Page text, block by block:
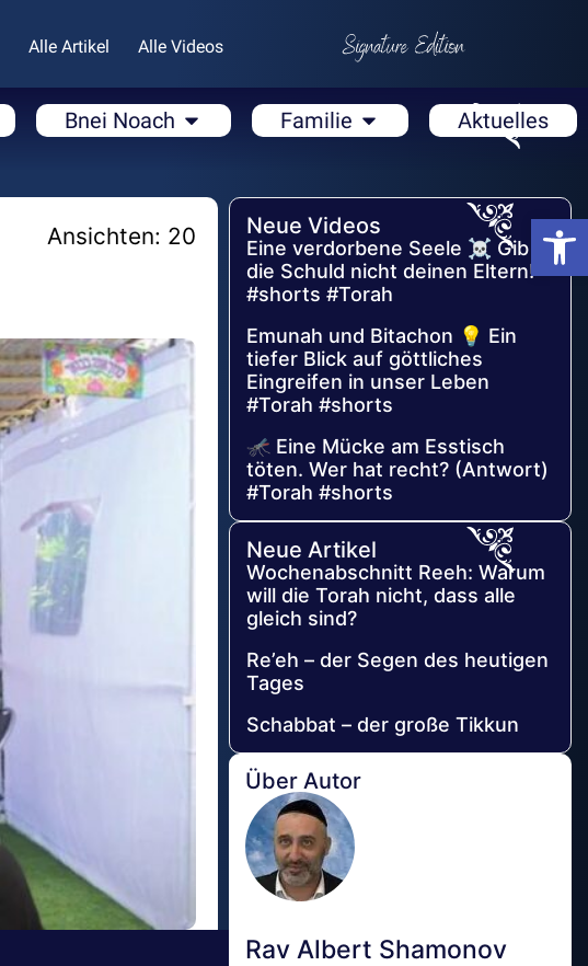
Alle Artikel Alle Videos
Bnei Noach Familie Aktuelles
Ansichten: 20 Neue Videos
Eine verdorbene Seele ☠️ Gib
die Schuld nicht deinen Eltern!
#shorts #Torah
Emunah und Bitachon 💡 Ein
tiefer Blick auf göttliches
Eingreifen in unser Leben
#Torah #shorts
🦟 Eine Mücke am Esstisch
töten. Wer hat recht? (Antwort)
#Torah #shorts
Neue Artikel
Wochenabschnitt Reeh: Warum
will die Torah nicht, dass alle
gleich sind?
Re’eh – der Segen des heutigen
Tages
Schabbat – der große Tikkun
Über Autor
Rav Albert Shamonov